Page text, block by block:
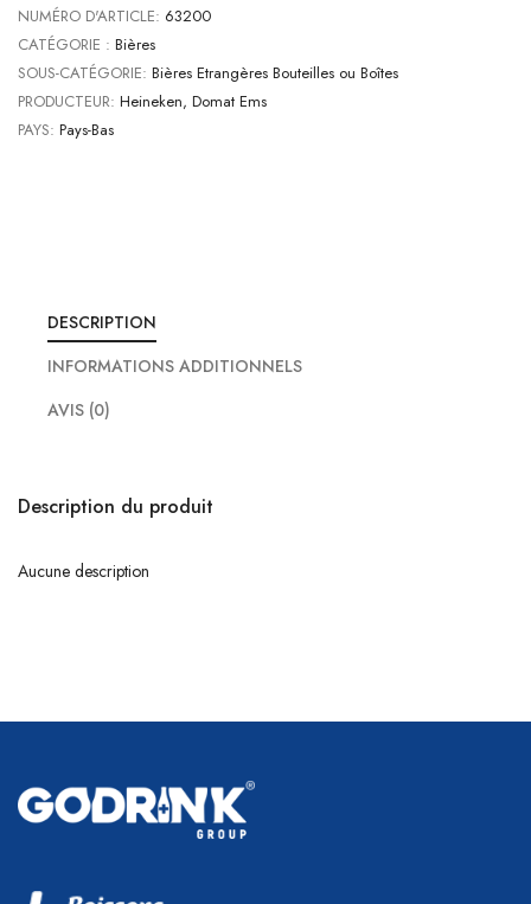
NUMÉRO D'ARTICLE: 63200
CATÉGORIE : Bières
SOUS-CATÉGORIE: Bières Etrangères Bouteilles ou Boîtes
PRODUCTEUR: Heineken, Domat Ems
PAYS: Pays-Bas
DESCRIPTION
INFORMATIONS ADDITIONNELS
AVIS (0)
Description du produit
Aucune description